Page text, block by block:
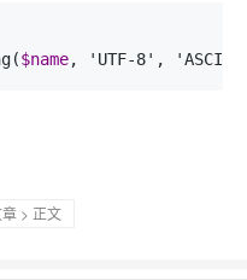
$name, 'UTF-8',
> 正文